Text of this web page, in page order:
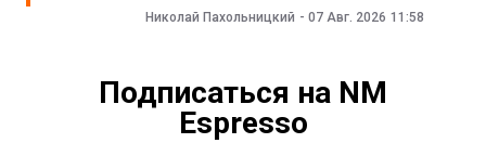
Николай Пахольницкий - 07 Авг. 2026 11:58
Подписаться на NM
Espresso